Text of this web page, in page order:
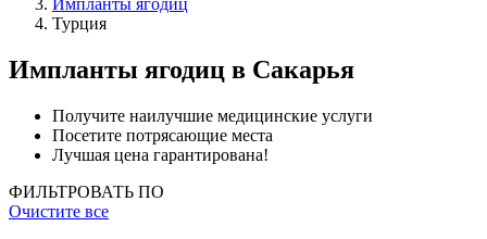
Импланты ягодиц
Турция
Импланты ягодиц в Сакарья
Получите наилучшие медицинские услуги
Посетите потрясающие места
Лучшая цена гарантирована!
ФИЛЬТРОВАТЬ ПО
Очистите все